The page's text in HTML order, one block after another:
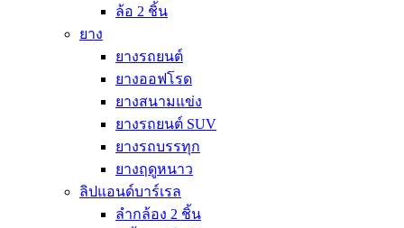
ล้อ 2 ชิ้น
ยาง
ยางรถยนต์
ยางออฟโรด
ยางสนามแข่ง
ยางรถยนต์ SUV
ยางรถบรรทุก
ยางฤดูหนาว
ลิปแอนด์บาร์เรล
ลำกล้อง 2 ชิ้น